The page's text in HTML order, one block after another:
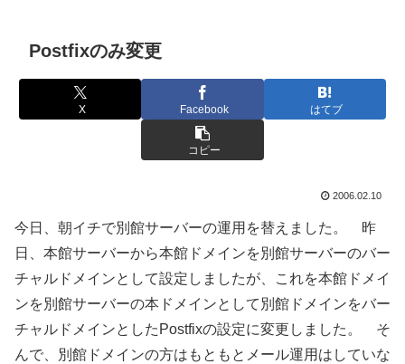
Postfixのみ変更
X Facebook はてブ
コピー
2006.02.10
今日、朝イチで別館サーバーの運用を替えました。 昨
日、本館サーバーから本館ドメインを別館サーバーのバー
チャルドメインとして設定しましたが、これを本館ドメイ
ンを別館サーバーの本ドメインとして別館ドメインをバー
チャルドメインとしたPostfixの設定に変更しました。 そ
んで、別館ドメインの方はもともとメール運用はしていな